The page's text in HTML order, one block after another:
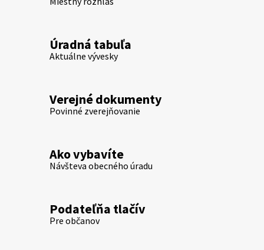
Úradná tabuľa
Aktuálne vývesky
Verejné dokumenty
Povinné zverejňovanie
Ako vybavíte
Návšteva obecného úradu
Podateľňa tlačív
Pre občanov